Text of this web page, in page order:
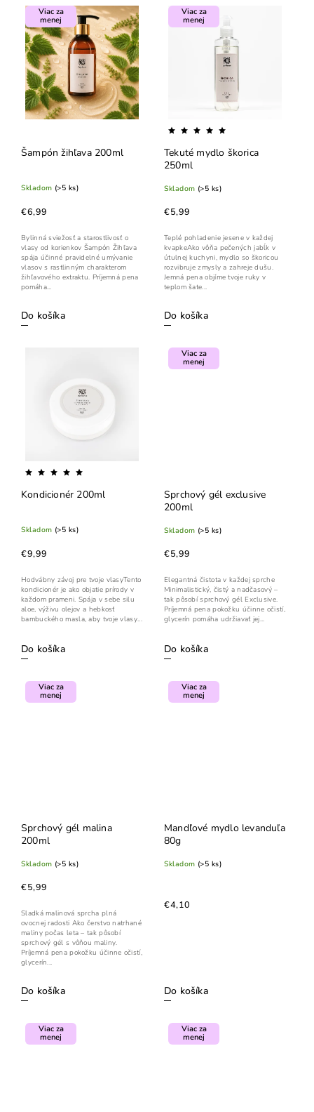
Najdrahšie
Abecedne
Viac za
menej
Šampón žihľava 200ml
Skladom (>5 ks)
€6,99
Do košíka
Bylinná sviežosť a starostlivosť o
vlasy od korienkov Šampón Žihľava
spája účinné pravidelné umývanie
vlasov s rastlinným charakterom
žihľavového extraktu. Príjemná pena
pomáha...
Viac za
menej
Tekuté mydlo škorica
250ml
Skladom (>5 ks)
€5,99
Do košíka
Teplé pohladenie jesene v každej
kvapkeAko vôňa pečených jabĺk v
útulnej kuchyni, mydlo so škoricou
rozvibruje zmysly a zahreje dušu.
Jemná pena objíme tvoje ruky v
teplom šate...
Kondicionér 200ml
Skladom (>5 ks)
€9,99
Do košíka
Hodvábny závoj pre tvoje vlasyTento
kondicionér je ako objatie prírody v
každom prameni. Spája v sebe silu
aloe, výživu olejov a hebkosť
bambuckého masla, aby tvoje vlasy...
Viac za
menej
Sprchový gél exclusive
200ml
Skladom (>5 ks)
€5,99
Do košíka
Elegantná čistota v každej sprche
Minimalistický, čistý a nadčasový –
tak pôsobí sprchový gél Exclusive.
Príjemná pena pokožku účinne očistí,
glycerín pomáha udržiavať jej...
Viac za
menej
Sprchový gél malina
200ml
Skladom (>5 ks)
€5,99
Do košíka
Sladká malinová sprcha plná
ovocnej radosti Ako čerstvo natrhané
maliny počas leta – tak pôsobí
sprchový gél s vôňou maliny.
Príjemná pena pokožku účinne očistí,
glycerín...
Viac za
menej
Mandľové mydlo levanduľa
80g
Skladom (>5 ks)
€4,10
Do košíka
Viac za
menej
Viac za
menej